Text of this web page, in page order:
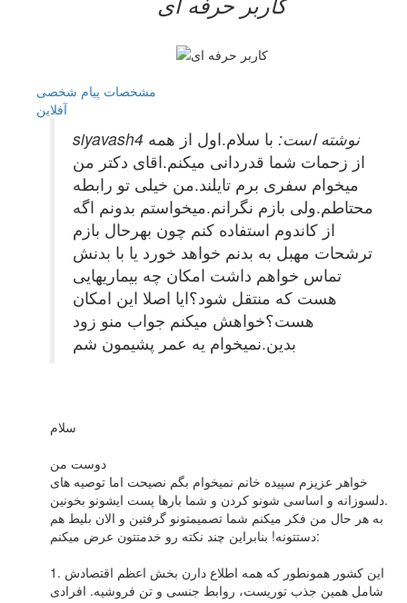
مشخصات پیام شخصی
آفلاين
siyavash4 نوشته است: با سلام.اول از همه
از زحمات شما قدردانی میکنم.اقای دکتر من
میخوام سفری برم تایلند.من خیلی تو رابطه
محتاطم.ولی بازم نگرانم.میخواستم بدونم اگه
از کاندوم استفاده کنم چون بهرحال بازم
ترشحات مهبل به بدنم خواهد خورد یا با بدنش
تماس خواهم داشت امکان چه بیماریهایی
هست که منتقل شود؟ایا اصلا این امکان
هست؟خواهش میکنم جواب منو زود
بدین.نمیخوام یه عمر پشیمون شم
سلام
دوست من
خواهر عزیزم سپیده خانم نمیخوام بگم نصیحت اما توصیه های
دلسوزانه و اساسی شونو کردن و شما بارها پست ایشونو بخونین.
به هر حال من فکر میکنم شما تصمیمتونو گرفتین و الان بلیط هم
دستتونه! بنابراین چند نکته رو خدمتتون عرض میکنم:
1. این کشور همونطور که همه اطلاع دارن بخش اعظم اقتصادش
شامل همین جذب توریست، روابط جنسی و تن فروشیه. افرادی